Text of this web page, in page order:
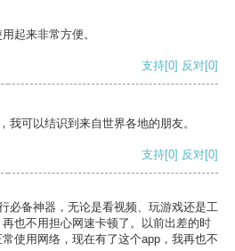
起来非常方便。
支持[0] 反对[0]
我可以结识到来自世界各地的朋友。
支持[0] 反对[0]
必备神器，无论是看视频、玩游戏还是工
也不用担心网速卡顿了。以前出差的时
使用网络，现在有了这个app，我再也不